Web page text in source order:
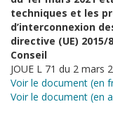
techniques et les
d’interconnexion
directive (UE)
Conseil
JOUE L 71 du 2 mars
Voir le document (en
Voir le document (en